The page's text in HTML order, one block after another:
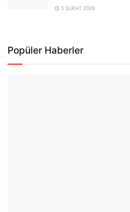
5 ŞUBAT 2026
Popüler Haberler